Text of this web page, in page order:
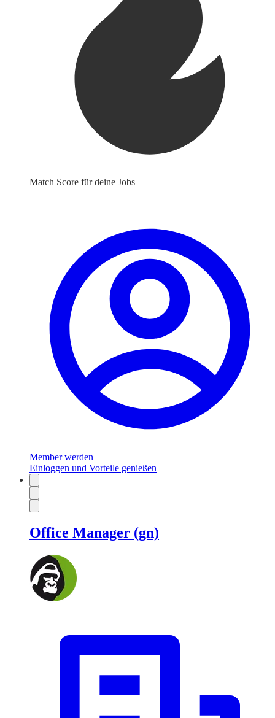
Match Score für deine Jobs
Member werden
Einloggen und Vorteile genießen
Office Manager (gn)